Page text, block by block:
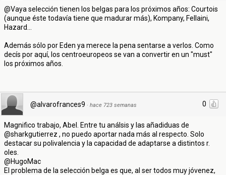
@Vaya selección tienen los belgas para los próximos años: Courtois
(aunque éste todavía tiene que madurar más), Kompany, Fellaini,
Hazard...
Además sólo por Eden ya merece la pena sentarse a verlos. Como
decís por aquí, los centroeuropeos se van a convertir en un "must"
los próximos años.
0
@alvarofrances9 · hace 723 semanas
Magnifico trabajo, Abel. Entre tu análsis y las añadiduas de
@sharkgutierrez , no puedo aportar nada más al respecto. Solo
destacar su polivalencia y la capacidad de adaptarse a distintos r.
oles.
@HugoMac
El problema de la selección belga es que, al ser todos muy jóvenez,